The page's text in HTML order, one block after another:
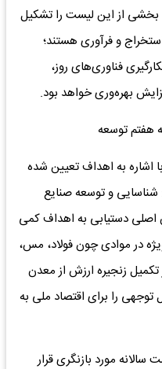
بخشی از این لیست را تشکیل
و فرآوری هستند؛
فناوری‌های روز،
بهره‌وری خواهد بود.
هفتم توسعه
به اهداف تعیین شده
شناسایی و توسعه صنایع
اصلی دستیابی به اهداف کمی
در موادی چون فولاد، مس،
زنجیره ارزش از معدن
را برای اقتصاد ملی به
مورد بازنگری قرار